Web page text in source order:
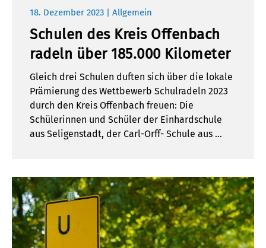
18. Dezember 2023 | Allgemein
Schulen des Kreis Offenbach
radeln über 185.000 Kilometer
Gleich drei Schulen duften sich über die lokale
Prämierung des Wettbewerb Schulradeln 2023
durch den Kreis Offenbach freuen: Die
Schülerinnen und Schüler der Einhardschule
aus Seligenstadt, der Carl-Orff- Schule aus …